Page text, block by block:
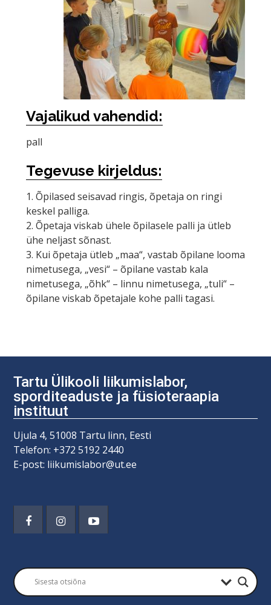
Vajalikud vahendid:
pall
Tegevuse kirjeldus:
1. Õpilased seisavad ringis, õpetaja on ringi
keskel palliga.
2. Õpetaja viskab ühele õpilasele palli ja ütleb
ühe neljast sõnast.
3. Kui õpetaja ütleb „maa“, vastab õpilane looma
nimetusega, „vesi“ – õpilane vastab kala
nimetusega, „õhk“ – linnu nimetusega, „tuli“ –
õpilane viskab õpetajale kohe palli tagasi.
Tartu Ülikooli liikumislabor,
sporditeaduste ja füsioteraapia
instituut
Ujula 4, 51008 Tartu linn, Eesti
Telefon: +372 5192 2440
E-post: liikumislabor@ut.ee